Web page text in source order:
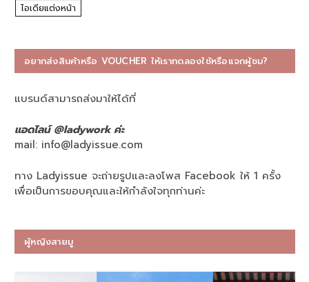
ไอเดียแต่งหน้า
อยากส่งสินค้าหรือ VOUCHER ให้เราทดลองใช้หรือแจกผู้ชม?
แบรนด์สามารถส่งมาให้ได้ที่
แอดไลน์ @ladywork ค่ะ
mail: info@ladyissue.com
ทาง Ladyissue จะถ่ายรูปและลงโพส Facebook ให้ 1 ครั้ง
เพื่อเป็นการขอบคุณและให้กำลังใจทุกท่านค่ะ
ผู้หญิงสายมู